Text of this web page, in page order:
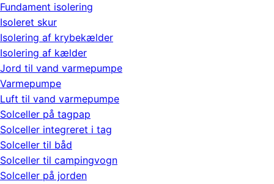
Fundament isolering
Isoleret skur
Isolering af krybekælder
Isolering af kælder
Jord til vand varmepumpe
Varmepumpe
Luft til vand varmepumpe
Solceller på tagpap
Solceller integreret i tag
Solceller til båd
Solceller til campingvogn
Solceller på jorden